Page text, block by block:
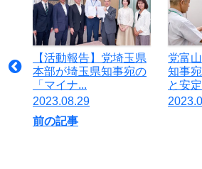
【活動報告】党埼玉県
本部が埼玉県知事宛の
「マイナ...
2023.08.29
前の記事
党富
知事
と安